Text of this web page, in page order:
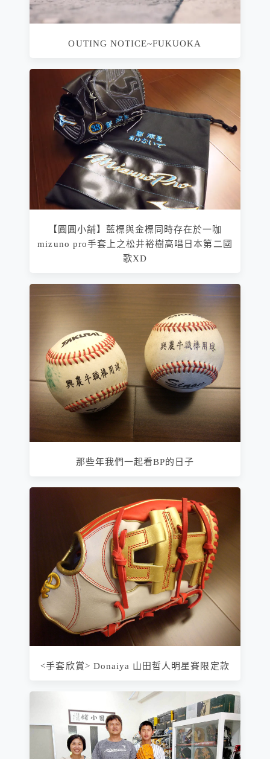
OUTING NOTICE~FUKUOKA
【圓圓小舖】藍標與金標同時存在於一咖
mizuno pro手套上之松井裕樹高唱日本第二國
歌XD
那些年我們一起看BP的日子
<手套欣賞> Donaiya 山田哲人明星賽限定款